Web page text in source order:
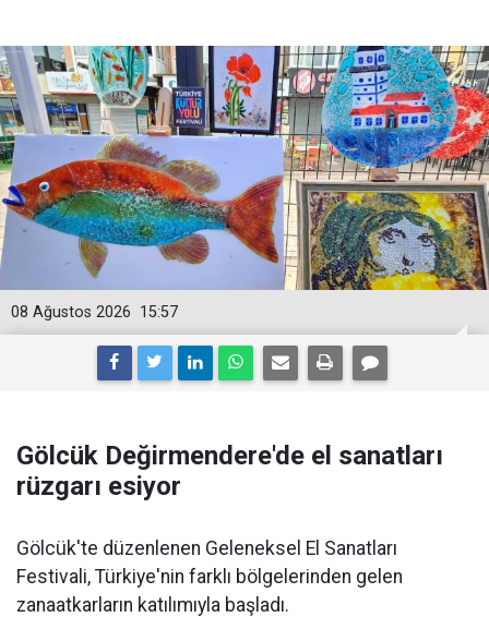
15:57
08 Ağustos 2026
Gölcük Değirmendere'de el sanatları
rüzgarı esiyor
Gölcük'te düzenlenen Geleneksel El Sanatları
Festivali, Türkiye'nin farklı bölgelerinden gelen
zanaatkarların katılımıyla başladı.